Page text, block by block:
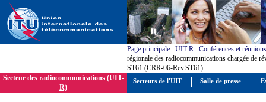
Page principale : UIT-R : Conférences et réunions
régionale des radiocommunications chargée de
ST61 (CRR-06-Rev.ST61)
Secteur des radiocommunications (UIT-
R)
Secteurs de l'UIT Salle de presse